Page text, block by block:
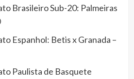
Brasileiro Sub-20: Palmeiras
Espanhol: Betis x Granada –
Paulista de Basquete